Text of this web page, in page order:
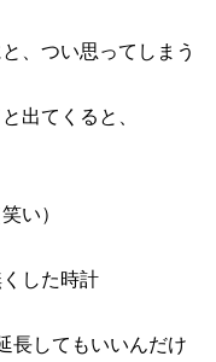
、つい思ってしまう
出てくると、
い）
した時計
長してもいいんだけ